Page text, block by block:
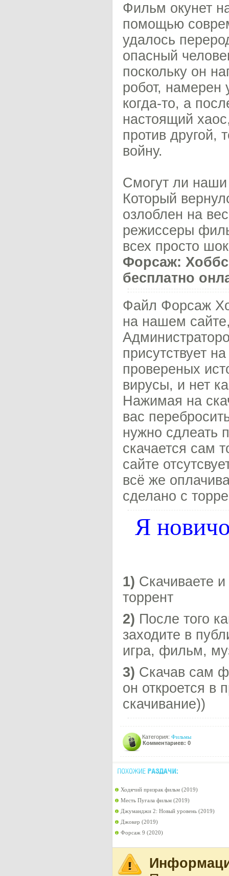
Фильм окунет
помощью
удалось
опасный
поскольку он
робот, намерен
когда-то, а
настоящий
против другой,
войну.
Смогут ли наши
Который
озлоблен на
режиссеры
всех просто
Форсаж:
бесплатно
Файл Форсаж
на нашем
присутствует
провереных
вирусы, и нет
Нажимая на
вас
нужно сдлеать
скачается сам
сайте
всё же
сделано с
Я
1) Скачиваете
торрент
2) После того
заходите в
игра, фильм,
3) Скачав сам
он откроется в
скачивание))
Категория: Фильмы
Комментариев: 0
Ходячий призрак фильм (2019)
Месть Пугала фильм (2019)
Джуманджи 2: Новый уровень (2019)
Джокер (2019)
Форсаж 9 (2020)